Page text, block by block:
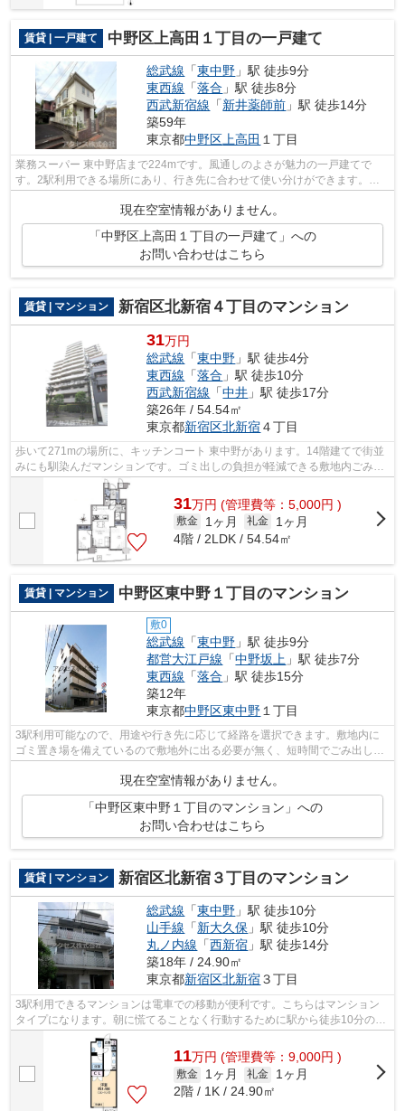
賃貸 | 一戸建て 中野区上高田１丁目の一戸建て
総武線 「東中野 」駅 徒歩9分
東西線 「落合 」駅 徒歩8分
西武新宿線 「新井薬師前 」駅 徒歩14分
築59年
東京都中野区 上高田 １丁目
業務スーパー 東中野店まで224mです。風通しのよさが魅力の一戸建てで
す。2駅利用できる場所にあり、行き先に合わせて使い分けができます。戸
建て物件は、室内のレイアウトの自由度も...
現在空室情報がありません。
「中野区上高田１丁目の一戸建て」への
お問い合わせはこちら
賃貸 | マンション 新宿区北新宿４丁目のマンション
31万円
総武線 「東中野 」駅 徒歩4分
東西線 「落合 」駅 徒歩10分
西武新宿線 「中井 」駅 徒歩17分
築26年 / 54.54㎡
東京都新宿区北新宿４丁目
歩いて271mの場所に、キッチンコート 東中野があります。14階建てで街並
みにも馴染んだマンションです。ゴミ出しの負担が軽減できる敷地内ごみ置
き場付き物件です。こちらの物件はマン...
31万円 (管理費等：5,000円 )
敷金 1ヶ月 礼金
1ヶ月
4階 / 2LDK / 54.54㎡
賃貸 | マンション 中野区東中野１丁目のマンション
敷0
総武線 「東中野 」駅 徒歩9分
都営大江戸線 「中野坂上 」駅 徒歩7分
東西線 「落合 」駅 徒歩15分
築12年
東京都中野区東中野 １丁目
3駅利用可能なので、用途や行き先に応じて経路を選択できます。敷地内に
ゴミ置き場を備えているので敷地外に出る必要が無く、短時間でごみ出しを
現在空室情報がありません。
「中野区東中野１丁目のマンション」への
お問い合わせはこちら
賃貸 | マンション 新宿区北新宿３丁目のマンション
総武線 「東中野 」駅 徒歩10分
山手線 「新大久保 」駅 徒歩10分
丸ノ内線 「西新宿 」駅 徒歩14分
築18年 / 24.90㎡
東京都新宿区北新宿３丁目
3駅利用できるマンションは電車での移動が便利です。こちらはマンション
タイプになります。朝に慌てることなく行動するために駅から徒歩10分の駅
近マンションはいかがでしょうか。初期...
11万円 (管理費等：9,000円 )
敷金 1ヶ月 礼金
1ヶ月
2階 / 1K / 24.90㎡